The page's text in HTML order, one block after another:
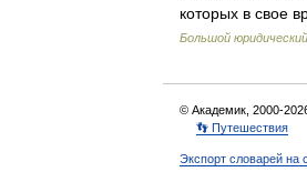
которых в свое
Большой
© Академик, 2000-
👣 Путешествия
Экспорт словарей на